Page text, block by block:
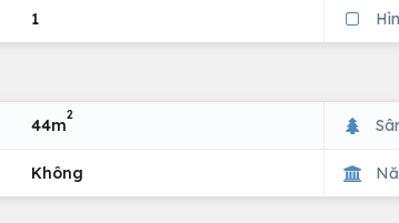
1
44m
2
Không